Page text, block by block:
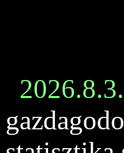
2026.8.3.